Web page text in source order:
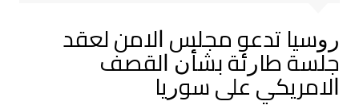
ﺭﻭﺳﻴﺎ ﺗﺪﻋﻮ ﻣﺠﻠﺲ ﺍﻻﻣﻦ ﻟﻌﻘﺪ
ﺟﻠﺴﺔ ﻃﺎﺭﺋﺔ ﺑﺸﺄﻥ ﺍﻟﻘﺼﻒ
ﺍﻻﻣﺮﻳﻜﻲ ﻋﻠﻰ ﺳﻮﺭﻳﺎ